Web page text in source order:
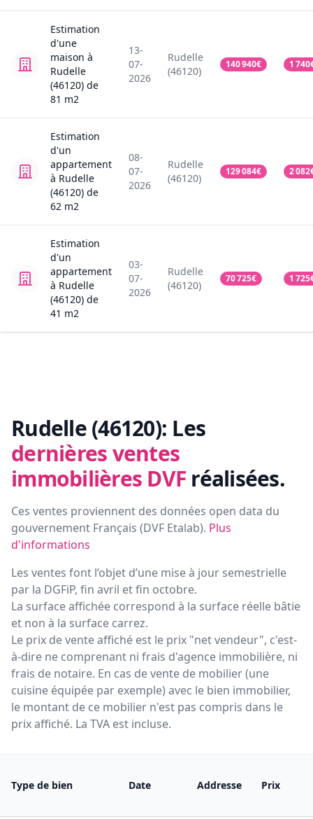
Estimation
d'une
maison à
Rudelle
(46120) de
81 m2
13-
07-
2026
Rudelle
(46120)
140 940€ 1 740
Estimation
d'un
appartement
à Rudelle
(46120) de
62 m2
08-
07-
2026
Rudelle
(46120)
129 084€ 2 082
Estimation
d'un
appartement
à Rudelle
(46120) de
41 m2
03-
07-
2026
Rudelle
(46120)
70 725€ 1 725
Rudelle (46120): Les
dernières ventes
immobilières DVF réalisées.
Ces ventes proviennent des données open data du
gouvernement Français (DVF Etalab). Plus
d'informations
Les ventes font l’objet d’une mise à jour semestrielle
par la DGFiP, fin avril et fin octobre.
La surface affichée correspond à la surface réelle bâtie
et non à la surface carrez.
Le prix de vente affiché est le prix "net vendeur", c'est-
à-dire ne comprenant ni frais d'agence immobilière, ni
frais de notaire. En cas de vente de mobilier (une
cuisine équipée par exemple) avec le bien immobilier,
le montant de ce mobilier n'est pas compris dans le
prix affiché. La TVA est incluse.
Type de bien Date Addresse Prix